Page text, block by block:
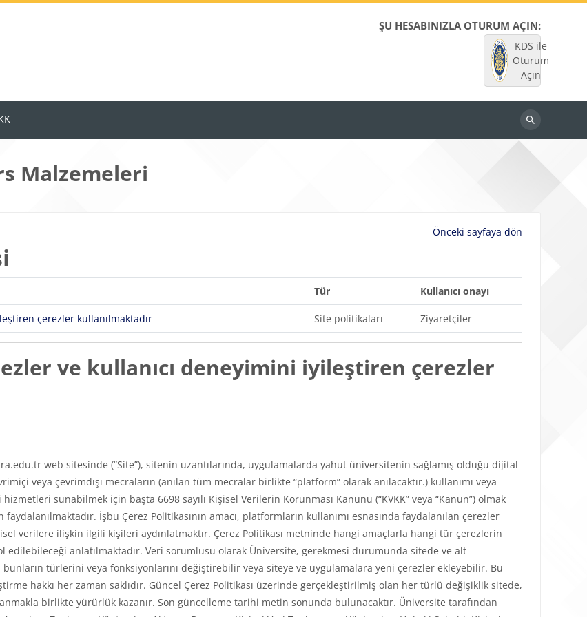
ŞU HESABINIZLA OTURUM AÇIN:
KDS ile
Oturum
Açın
Dersleri
ara
Malzemeleri
Önceki sayfaya dön
Tür Kullanıcı onayı
çerezler kullanılmaktadır Site politikaları Ziyaretçiler
ve kullanıcı deneyimini iyileştiren çerezler
web sitesinde (“Site”), sitenin uzantılarında, uygulamalarda yahut üniversitenin sağlamış olduğu dijital
veya çevrimdışı mecraların (anılan tüm mecralar birlikte “platform” olarak anılacaktır.) kullanımı veya
sunabilmek için başta 6698 sayılı Kişisel Verilerin Korunması Kanunu (“KVKK” veya “Kanun”) olmak
İşbu Çerez Politikasının amacı, platformların kullanımı esnasında faydalanılan çerezler
verilere ilişkin ilgili kişileri aydınlatmaktır. Çerez Politikası metninde hangi amaçlarla hangi tür çerezlerin
edilebileceği anlatılmaktadır. Veri sorumlusu olarak Üniversite, gerekmesi durumunda sitede ve alt
türlerini veya fonksiyonlarını değiştirebilir veya siteye ve uygulamalara yeni çerezler ekleyebilir. Bu
hakkı her zaman saklıdır. Güncel Çerez Politikası üzerinde gerçekleştirilmiş olan her türlü değişiklik sitede,
birlikte yürürlük kazanır. Son güncelleme tarihi metin sonunda bulunacaktır. Üniversite tarafından